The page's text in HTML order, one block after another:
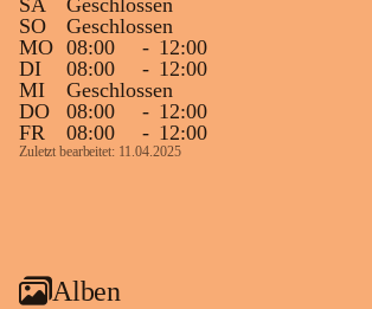
SA
Geschlossen
SO
Geschlossen
MO 08:00 - 12:00
DI
08:00 - 12:00
MI
Geschlossen
DO
08:00 - 12:00
FR
08:00 - 12:00
Zuletzt bearbeitet: 11.04.2025
Alben